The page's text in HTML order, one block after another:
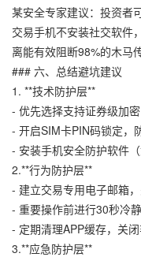
某安全专家建议：投资者
交易手机不安装社交软件
离能有效阻断98%的木马
### 六、总结避坑建议
1. **技术防护层**
- 优先选择支持证券级加
- 开启SIM卡PIN码锁定，
- 安装手机安全防护软件
2.**行为防护层**
- 建立交易专用电子邮箱
- 重要操作前进行30秒冷
- 定期清理APP缓存，关
3.**应急防护层**